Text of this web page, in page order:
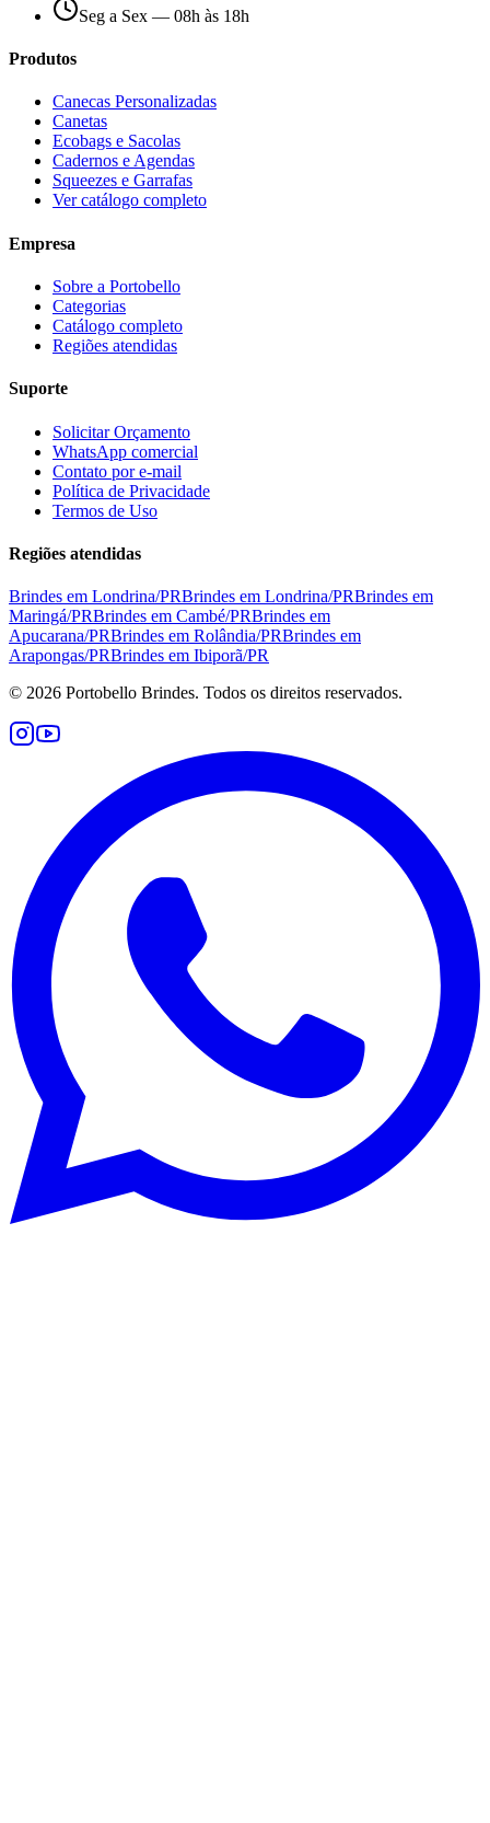
Seg a Sex — 08h às 18h
Produtos
Canecas Personalizadas
Canetas
Ecobags e Sacolas
Cadernos e Agendas
Squeezes e Garrafas
Ver catálogo completo
Empresa
Sobre a Portobello
Categorias
Catálogo completo
Regiões atendidas
Suporte
Solicitar Orçamento
WhatsApp comercial
Contato por e-mail
Política de Privacidade
Termos de Uso
Regiões atendidas
Brindes em Londrina/PRBrindes em Londrina/PRBrindes em
Maringá/PRBrindes em Cambé/PRBrindes em
Apucarana/PRBrindes em Rolândia/PRBrindes em
Arapongas/PRBrindes em Ibiporã/PR
© 2026 Portobello Brindes. Todos os direitos reservados.